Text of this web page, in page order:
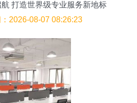
打造世界级专业服务新地标
2026-08-07 08:26:23